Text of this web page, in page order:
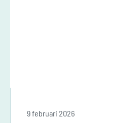
9 februari 2026